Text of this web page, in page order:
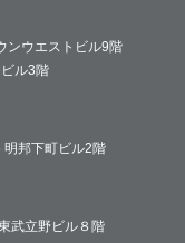
ウエストビル9階
ル3階
邦下町ビル2階
武立野ビル８階